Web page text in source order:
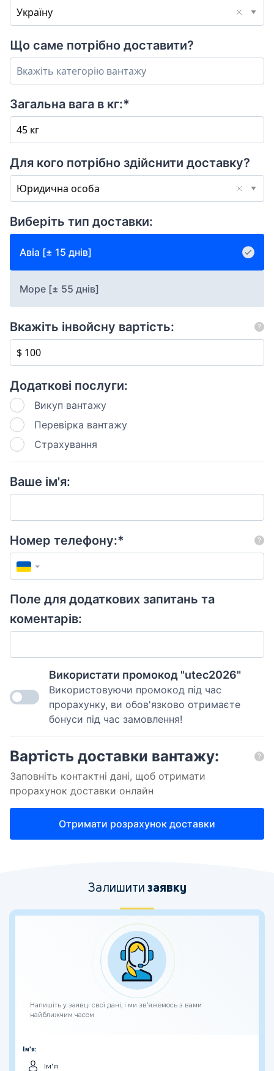
Залишити заявку
Напишіть у заявці свої дані, і ми зв'яжемось з вами
найближчим часом
Ім'я: